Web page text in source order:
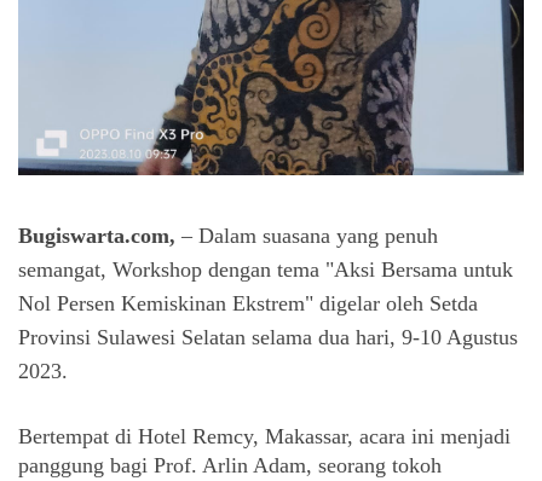
Bugiswarta.com, – Dalam suasana yang penuh
semangat, Workshop dengan tema "Aksi Bersama untuk
Nol Persen Kemiskinan Ekstrem" digelar oleh Setda
Provinsi Sulawesi Selatan selama dua hari, 9-10 Agustus
2023.
Bertempat di Hotel Remcy, Makassar, acara ini menjadi
panggung bagi Prof. Arlin Adam, seorang tokoh